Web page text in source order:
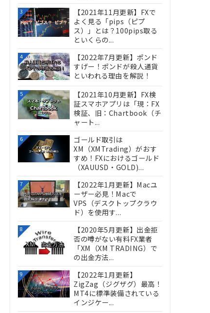
3
【2021年11月更新】FXで
よく見る「pips（ピプ
ス）」とは？100pips取る
といくらの...
4
【2022年7月更新】ポンド
すげー！ポンドが殺人通貨
といわれる理由を解説！
5
【2021年10月更新】FX検
証スマホアプリは「現：FX
検証、旧：Chartbook（チ
ャート...
6
ゴールド取引は
XM（XMTrading）がおす
すめ！FXにおけるゴールド
（XAUUSD・GOLD)...
7
【2022年1月更新】Macユ
ーザー必見！Macで
VPS（デスクトップクラウ
ド）を使用す...
8
【2020年5月更新】出金拒
否の噂がない有料FX業者
「XM（XM TRADING）で
の出金方法...
9
【2022年1月更新】
ZigZag（ジグザグ）最高！
MT4に標準装備されている
インジケー...